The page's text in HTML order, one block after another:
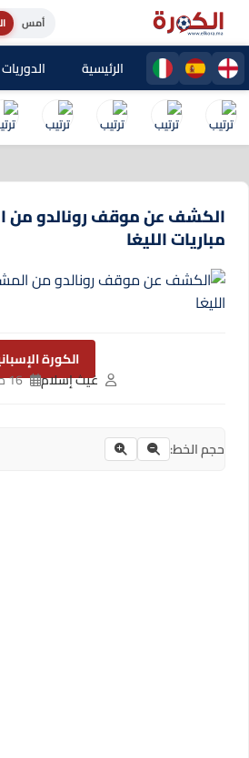
اليوم
الرئيسية الدوريات
الكشف عن موقف رونالدو من
مباريات الليغا
الكورة الإسبانية
غيث إسلام
16 مايو 2018
حجم الخط: